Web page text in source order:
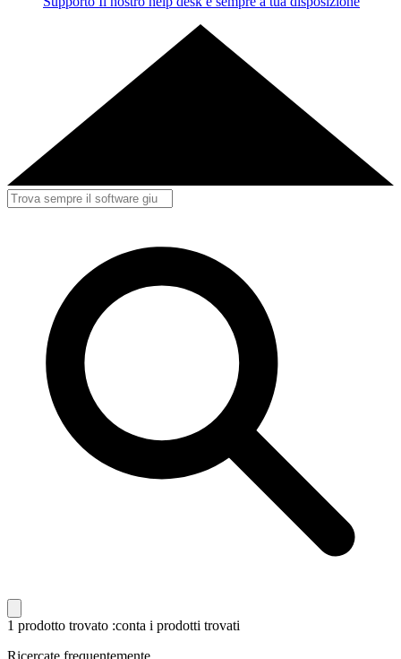
1 prodotto trovato :conta i prodotti trovati
Ricercate frequentemente